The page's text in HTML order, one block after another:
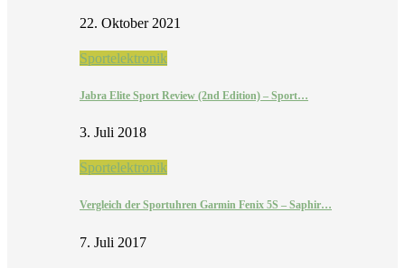
22. Oktober 2021
Sportelektronik
Jabra Elite Sport Review (2nd Edition) – Sport…
3. Juli 2018
Sportelektronik
Vergleich der Sportuhren Garmin Fenix 5S – Saphir…
7. Juli 2017